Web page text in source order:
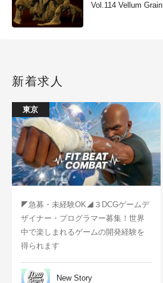
Vol.114 Vellum Grain
新着求人
東京
◤急募・未経験OK◢３DCGゲームデ
ザイナー・プログラマー募集！世界
中で楽しまれるゲームの開発経験を
得られます
New Story